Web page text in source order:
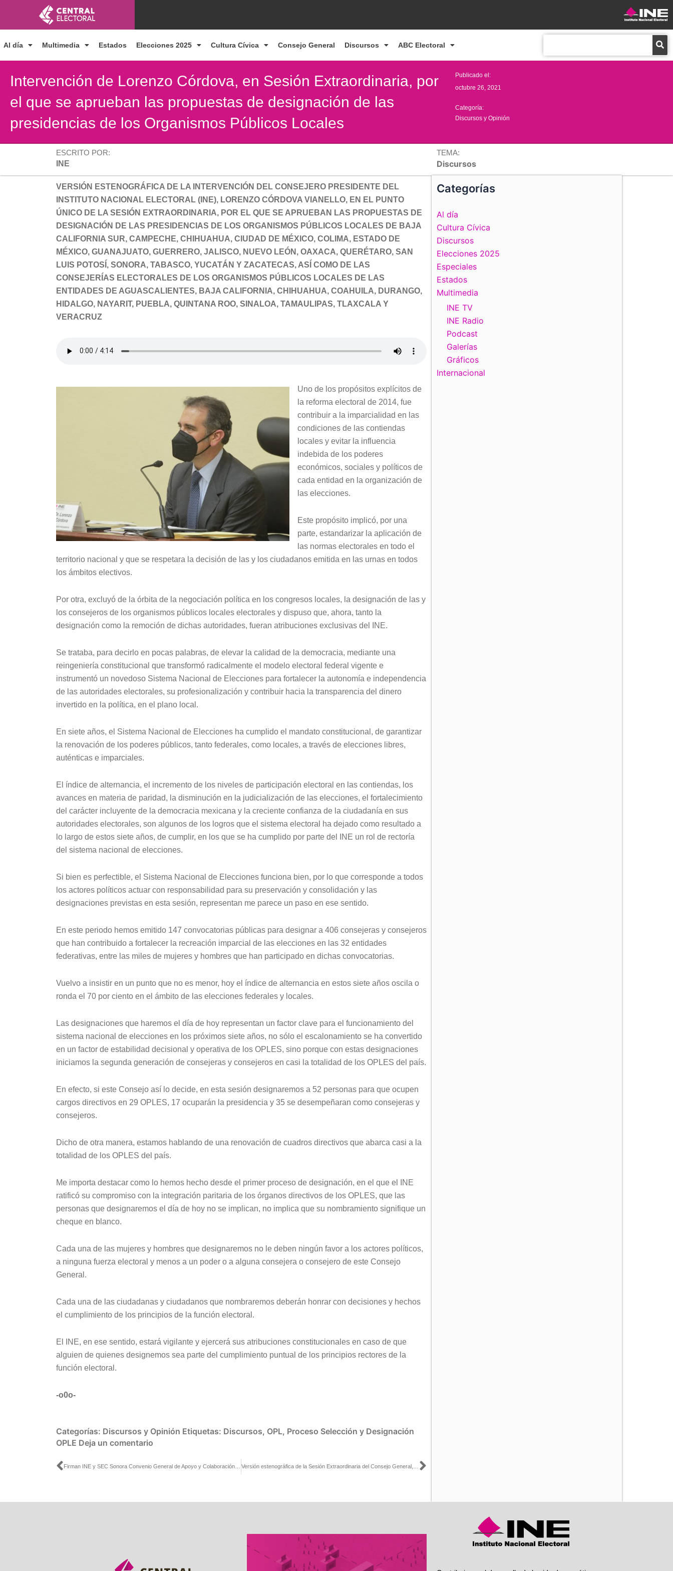
contenido
Al día Multimedia Estados Elecciones 2025 Cultura Cívica Consejo General Discursos ABC Electoral
Intervención de Lorenzo Córdova, en Sesión Extraordinaria, por
el que se aprueban las propuestas de designación de las
presidencias de los Organismos Públicos Locales
Publicado el:
octubre 26, 2021
Categoría:
Discursos y Opinión
ESCRITO POR:
INE
TEMA:
Discursos
VERSIÓN ESTENOGRÁFICA DE LA INTERVENCIÓN DEL CONSEJERO PRESIDENTE DEL
INSTITUTO NACIONAL ELECTORAL (INE), LORENZO CÓRDOVA VIANELLO, EN EL PUNTO
ÚNICO DE LA SESIÓN EXTRAORDINARIA, POR EL QUE SE APRUEBAN LAS PROPUESTAS DE
DESIGNACIÓN DE LAS PRESIDENCIAS DE LOS ORGANISMOS PÚBLICOS LOCALES DE BAJA
CALIFORNIA SUR, CAMPECHE, CHIHUAHUA, CIUDAD DE MÉXICO, COLIMA, ESTADO DE
MÉXICO, GUANAJUATO, GUERRERO, JALISCO, NUEVO LEÓN, OAXACA, QUERÉTARO, SAN
LUIS POTOSÍ, SONORA, TABASCO, YUCATÁN Y ZACATECAS, ASÍ COMO DE LAS
CONSEJERÍAS ELECTORALES DE LOS ORGANISMOS PÚBLICOS LOCALES DE LAS
ENTIDADES DE AGUASCALIENTES, BAJA CALIFORNIA, CHIHUAHUA, COAHUILA, DURANGO,
HIDALGO, NAYARIT, PUEBLA, QUINTANA ROO, SINALOA, TAMAULIPAS, TLAXCALA Y
VERACRUZ
Uno de los propósitos explícitos de
la reforma electoral de 2014, fue
contribuir a la imparcialidad en las
condiciones de las contiendas
locales y evitar la influencia
indebida de los poderes
económicos, sociales y políticos de
cada entidad en la organización de
las elecciones.
Este propósito implicó, por una
parte, estandarizar la aplicación de
las normas electorales en todo el
territorio nacional y que se respetara la decisión de las y los ciudadanos emitida en las urnas en todos
los ámbitos electivos.
Por otra, excluyó de la órbita de la negociación política en los congresos locales, la designación de las y
los consejeros de los organismos públicos locales electorales y dispuso que, ahora, tanto la
designación como la remoción de dichas autoridades, fueran atribuciones exclusivas del INE.
Se trataba, para decirlo en pocas palabras, de elevar la calidad de la democracia, mediante una
reingeniería constitucional que transformó radicalmente el modelo electoral federal vigente e
instrumentó un novedoso Sistema Nacional de Elecciones para fortalecer la autonomía e independencia
de las autoridades electorales, su profesionalización y contribuir hacia la transparencia del dinero
invertido en la política, en el plano local.
En siete años, el Sistema Nacional de Elecciones ha cumplido el mandato constitucional, de garantizar
la renovación de los poderes públicos, tanto federales, como locales, a través de elecciones libres,
auténticas e imparciales.
El índice de alternancia, el incremento de los niveles de participación electoral en las contiendas, los
avances en materia de paridad, la disminución en la judicialización de las elecciones, el fortalecimiento
del carácter incluyente de la democracia mexicana y la creciente confianza de la ciudadanía en sus
autoridades electorales, son algunos de los logros que el sistema electoral ha dejado como resultado a
lo largo de estos siete años, de cumplir, en los que se ha cumplido por parte del INE un rol de rectoría
del sistema nacional de elecciones.
Si bien es perfectible, el Sistema Nacional de Elecciones funciona bien, por lo que corresponde a todos
los actores políticos actuar con responsabilidad para su preservación y consolidación y las
designaciones previstas en esta sesión, representan me parece un paso en ese sentido.
En este periodo hemos emitido 147 convocatorias públicas para designar a 406 consejeras y consejeros
que han contribuido a fortalecer la recreación imparcial de las elecciones en las 32 entidades
federativas, entre las miles de mujeres y hombres que han participado en dichas convocatorias.
Vuelvo a insistir en un punto que no es menor, hoy el índice de alternancia en estos siete años oscila o
ronda el 70 por ciento en el ámbito de las elecciones federales y locales.
Las designaciones que haremos el día de hoy representan un factor clave para el funcionamiento del
sistema nacional de elecciones en los próximos siete años, no sólo el escalonamiento se ha convertido
en un factor de estabilidad decisional y operativa de los OPLES, sino porque con estas designaciones
iniciamos la segunda generación de consejeras y consejeros en casi la totalidad de los OPLES del país.
En efecto, si este Consejo así lo decide, en esta sesión designaremos a 52 personas para que ocupen
cargos directivos en 29 OPLES, 17 ocuparán la presidencia y 35 se desempeñaran como consejeras y
consejeros.
Dicho de otra manera, estamos hablando de una renovación de cuadros directivos que abarca casi a la
totalidad de los OPLES del país.
Me importa destacar como lo hemos hecho desde el primer proceso de designación, en el que el INE
ratificó su compromiso con la integración paritaria de los órganos directivos de los OPLES, que las
personas que designaremos el día de hoy no se implican, no implica que su nombramiento signifique un
cheque en blanco.
Cada una de las mujeres y hombres que designaremos no le deben ningún favor a los actores políticos,
a ninguna fuerza electoral y menos a un poder o a alguna consejera o consejero de este Consejo
General.
Cada una de las ciudadanas y ciudadanos que nombraremos deberán honrar con decisiones y hechos
el cumplimiento de los principios de la función electoral.
El INE, en ese sentido, estará vigilante y ejercerá sus atribuciones constitucionales en caso de que
alguien de quienes designemos sea parte del cumplimiento puntual de los principios rectores de la
función electoral.
-o0o-
Categorías: Discursos y Opinión Etiquetas: Discursos, OPL, Proceso Selección y Designación
OPLE Deja un comentario
Ant Siguiente
Categorías
Al día
Cultura Cívica
Discursos
Elecciones 2025
Especiales
Estados
Multimedia
INE TV
INE Radio
Podcast
Galerías
Gráficos
Internacional